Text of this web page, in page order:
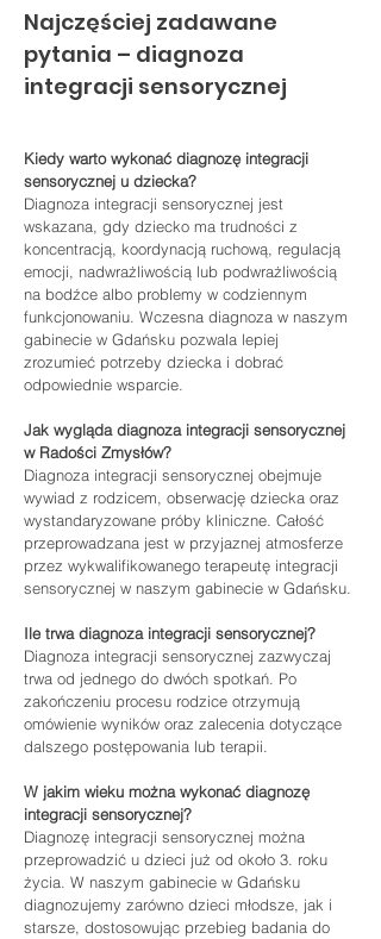
Najczęściej zadawane
pytania – diagnoza
integracji sensorycznej
Kiedy warto wykonać diagnozę integracji
sensorycznej u dziecka?
Diagnoza integracji sensorycznej jest
wskazana, gdy dziecko ma trudności z
koncentracją, koordynacją ruchową, regulacją
emocji, nadwrażliwością lub podwrażliwością
na bodźce albo problemy w codziennym
funkcjonowaniu. Wczesna diagnoza w naszym
gabinecie w Gdańsku pozwala lepiej
zrozumieć potrzeby dziecka i dobrać
odpowiednie wsparcie.
Jak wygląda diagnoza integracji sensorycznej
w Radości Zmysłów?
Diagnoza integracji sensorycznej obejmuje
wywiad z rodzicem, obserwację dziecka oraz
wystandaryzowane próby kliniczne. Całość
przeprowadzana jest w przyjaznej atmosferze
przez wykwalifikowanego terapeutę integracji
sensorycznej w naszym gabinecie w Gdańsku.
Ile trwa diagnoza integracji sensorycznej?
Diagnoza integracji sensorycznej zazwyczaj
trwa od jednego do dwóch spotkań. Po
zakończeniu procesu rodzice otrzymują
omówienie wyników oraz zalecenia dotyczące
dalszego postępowania lub terapii.
W jakim wieku można wykonać diagnozę
integracji sensorycznej?
Diagnozę integracji sensorycznej można
przeprowadzić u dzieci już od około 3. roku
życia. W naszym gabinecie w Gdańsku
diagnozujemy zarówno dzieci młodsze, jak i
starsze, dostosowując przebieg badania do